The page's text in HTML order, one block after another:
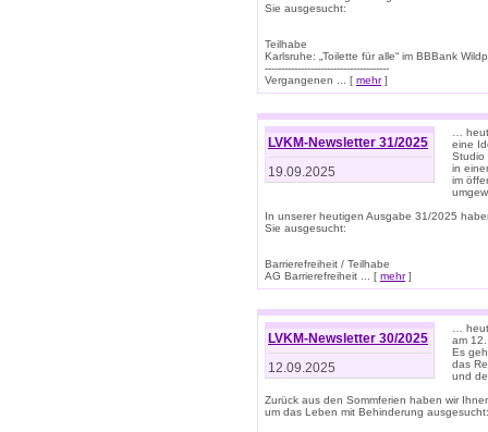
Sie ausgesucht:
Teilhabe
Karlsruhe: „Toilette für alle“ im BBBank
--------------------------------------
Vergangenen ... [ mehr]
LVKM-Newsletter 31/2025
19.09.2025
…
eine
Studio
in
im
In unserer heutigen Ausgabe 31/2025
Sie ausgesucht:
Barrierefreiheit / Teilhabe
AG Barrierefreiheit ... [ mehr]
LVKM-Newsletter 30/2025
12.09.2025
…
am
Es
das
und
Zurück aus den Sommferien haben wir
um das Leben mit Behinderung ausgesucht: